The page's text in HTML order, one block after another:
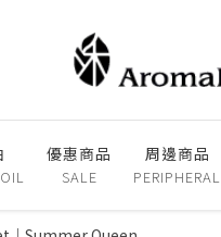
優惠商品
SALE
周邊商品
PERIPHERAL